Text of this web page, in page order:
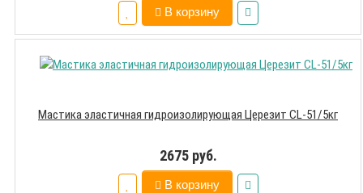
В корзину
Мастика эластичная гидроизолирующая Церезит CL-51/5кг
2675 руб.
В корзину